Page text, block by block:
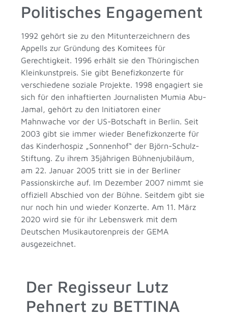
Politisches Engagement
1992 gehört sie zu den Mitunterzeichnern des
Appells zur Gründung des Komitees für
Gerechtigkeit. 1996 erhält sie den Thüringischen
Kleinkunstpreis. Sie gibt Benefizkonzerte für
verschiedene soziale Projekte. 1998 engagiert sie
sich für den inhaftierten Journalisten Mumia Abu-
Jamal, gehört zu den Initiatoren einer
Mahnwache vor der US-Botschaft in Berlin. Seit
2003 gibt sie immer wieder Benefizkonzerte für
das Kinderhospiz „Sonnenhof“ der Björn-Schulz-
Stiftung. Zu ihrem 35jährigen Bühnenjubiläum,
am 22. Januar 2005 tritt sie in der Berliner
Passionskirche auf. Im Dezember 2007 nimmt sie
offiziell Abschied von der Bühne. Seitdem gibt sie
nur noch hin und wieder Konzerte. Am 11. März
2020 wird sie für ihr Lebenswerk mit dem
Deutschen Musikautorenpreis der GEMA
ausgezeichnet.
Der Regisseur Lutz
Pehnert zu BETTINA